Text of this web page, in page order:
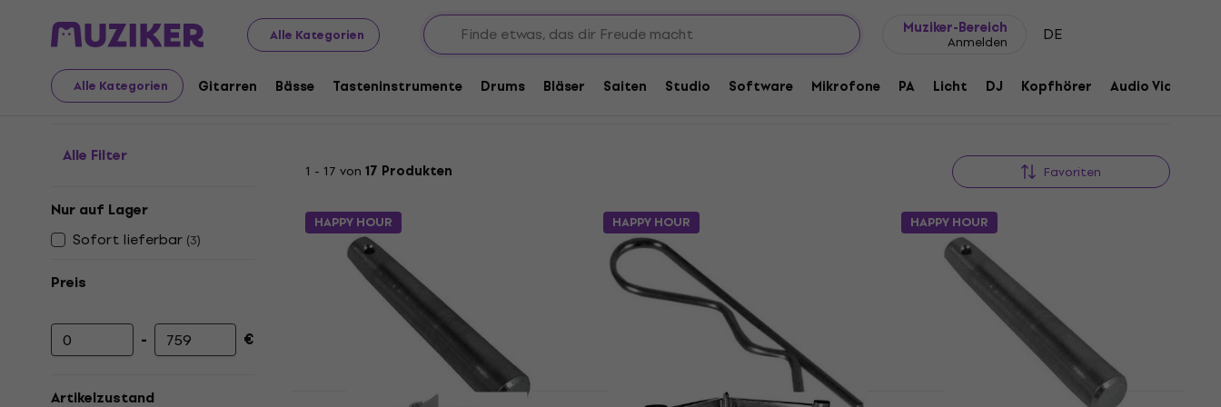
Alle Kategorien
Muziker-Bereich
Anmelden DE
Alle Kategorien Gitarren Bässe Tasteninstrumente Drums Bläser Saiten Studio Software Mikrofone PA Licht DJ Kopfhörer Audio Video
Musikinstrumente Zubehör Bühnen-Konstruktionen Truss-Zubehör
Truss-Zubehör
Alle Filter
Nur auf Lager
Sofort lieferbar (3)
Preis
Mindestpreis
- Höchstpreis €
Artikelzustand
1 - 17 von 17 Produkten Favoriten
HAPPY HOUR HAPPY HOUR HAPPY HOUR